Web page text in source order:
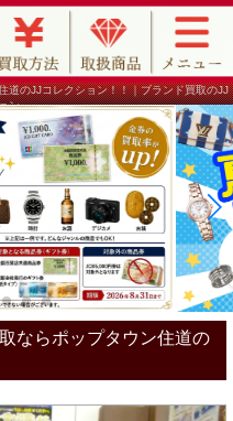
道のJJコレクション！！｜ブランド買取のJJ
ン